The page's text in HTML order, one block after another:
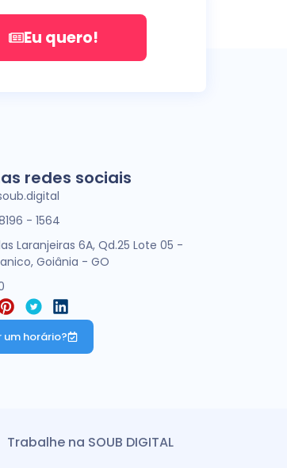
Eu quero!
redes sociais
- 1564
Laranjeiras 6A, Qd.25 Lote 05 -
Goiânia - GO
um horário?
Trabalhe na SOUB DIGITAL